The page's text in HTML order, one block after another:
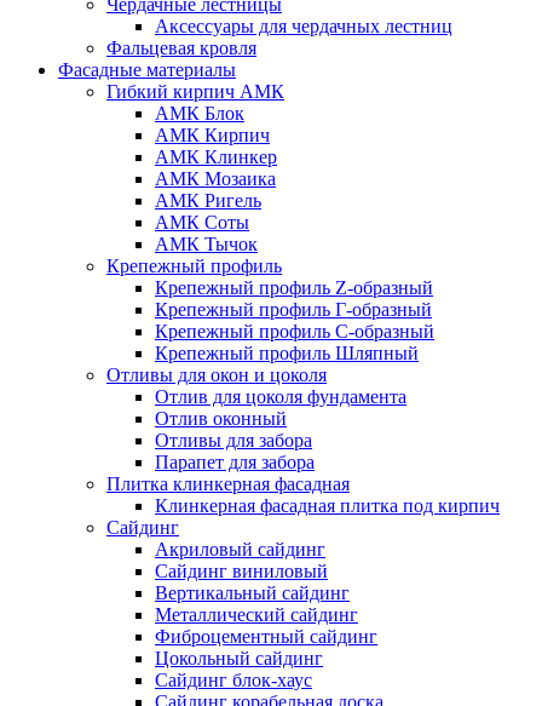
Чердачные лестницы
Аксессуары для чердачных лестниц
Фальцевая кровля
Фасадные материалы
Гибкий кирпич АМК
АМК Блок
АМК Кирпич
АМК Клинкер
АМК Мозаика
АМК Ригель
АМК Соты
АМК Тычок
Крепежный профиль
Крепежный профиль Z-образный
Крепежный профиль Г-образный
Крепежный профиль С-образный
Крепежный профиль Шляпный
Отливы для окон и цоколя
Отлив для цоколя фундамента
Отлив оконный
Отливы для забора
Парапет для забора
Плитка клинкерная фасадная
Клинкерная фасадная плитка под кирпич
Сайдинг
Акриловый сайдинг
Сайдинг виниловый
Вертикальный сайдинг
Металлический сайдинг
Фиброцементный сайдинг
Цокольный сайдинг
Сайдинг блок-хаус
Сайдинг корабельная доска